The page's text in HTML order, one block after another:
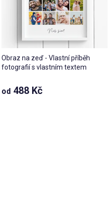
Obraz na zeď - Vlastní příběh
fotografií s vlastním textem
od 488 Kč